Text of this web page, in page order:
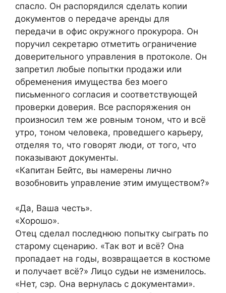
спасло. Он распорядился сделать копии
документов о передаче аренды для
передачи в офис окружного прокурора. Он
поручил секретарю отметить ограничение
доверительного управления в протоколе. Он
запретил любые попытки продажи или
обременения имущества без моего
письменного согласия и соответствующей
проверки доверия. Все распоряжения он
произносил тем же ровным тоном, что и всё
утро, тоном человека, проведшего карьеру,
отделяя то, что говорят люди, от того, что
показывают документы.
«Капитан Бейтс, вы намерены лично
возобновить управление этим имуществом?»
«Да, Ваша честь».
«Хорошо».
Отец сделал последнюю попытку сыграть по
старому сценарию. «Так вот и всё? Она
пропадает на годы, возвращается в костюме
и получает всё?» Лицо судьи не изменилось.
«Нет, сэр. Она вернулась с документами».